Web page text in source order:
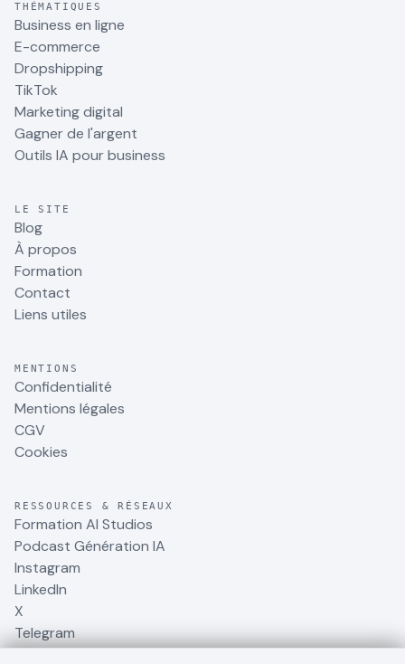
THÉMATIQUES
Business en ligne
E-commerce
Dropshipping
TikTok
Marketing digital
Gagner de l'argent
Outils IA pour business
LE SITE
Blog
À propos
Formation
Contact
Liens utiles
MENTIONS
Confidentialité
Mentions légales
CGV
Cookies
RESSOURCES & RÉSEAUX
Formation AI Studios
Podcast Génération IA
Instagram
LinkedIn
X
Telegram